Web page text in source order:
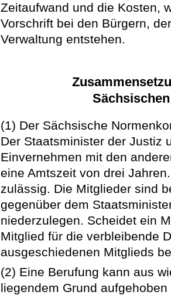
Zeitaufwand und die Kosten,
Vorschrift bei den Bürgern,
Verwaltung entstehen.
(1) Der Sächsische
Der Staatsminister der Justiz
Einvernehmen mit den
eine Amtszeit von drei
zulässig. Die Mitglieder sind
gegenüber dem
niederzulegen. Scheidet ein
Mitglied für die verbleibende
ausgeschiedenen Mitglieds
(2) Eine Berufung kann aus
liegendem Grund